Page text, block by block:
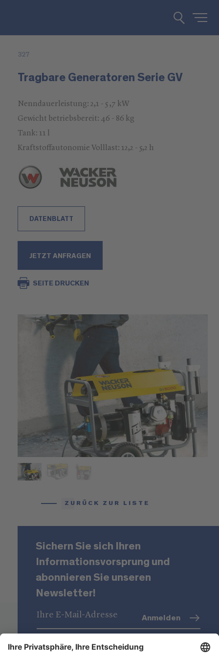
327
Tragbare Generatoren Serie GV
Nenndauerleistung: 2,1 - 5 ,7 kW
Gewicht betriebsbereit: 46 - 86 kg
Tank: 11 l
Kraftstoffautonomie Volllast: 12,2 - 5,2 h
DATENBLATT
JETZT ANFRAGEN
SEITE DRUCKEN
ZURÜCK ZUR LISTE
Sichern Sie sich Ihren
Informationsvorsprung und
abonnieren Sie unseren
Newsletter!
Datenschutz (Info)
Anmelden